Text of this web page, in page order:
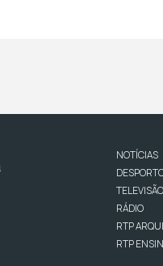
NOTÍCIAS
TELEVISÃO
RÁDIO
RTP
RTP